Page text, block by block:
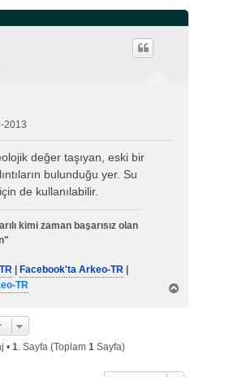
2013
değer taşıyan, eski bir
bulunduğu yer. Su
de kullanılabilir.
kimi zaman başarısız olan
| Facebook'ta Arkeo-TR|
TR
• 1. Sayfa (Toplam 1Sayfa)